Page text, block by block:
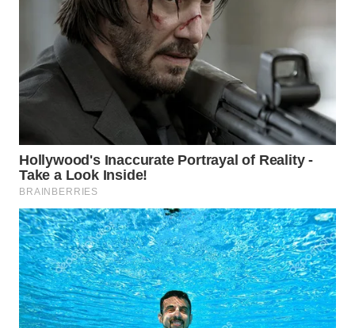
WN
DANAU
TOBA
WN
LANGKAT
WN
TAPANULI
SELATAN
WN
TANJUNG
LESUNG